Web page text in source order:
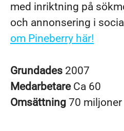
med inriktning på
och annonsering i
om Pineberry här!
Grundades 2007
Medarbetare Ca 60
Omsättning 70 miljoner